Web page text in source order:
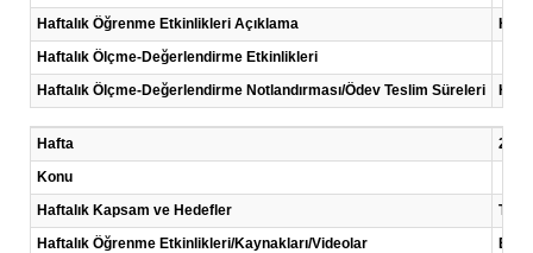
Haftalık Öğrenme Etkinlikleri Açıklama
Her
Haftalık Ölçme-Değerlendirme Etkinlikleri
Haftalık Ölçme-Değerlendirme Notlandırması/Ödev Teslim Süreleri
Her
Hafta
2
Konu
Haftalık Kapsam ve Hedefler
Haftalık Öğrenme Etkinlikleri/Kaynakları/Videolar